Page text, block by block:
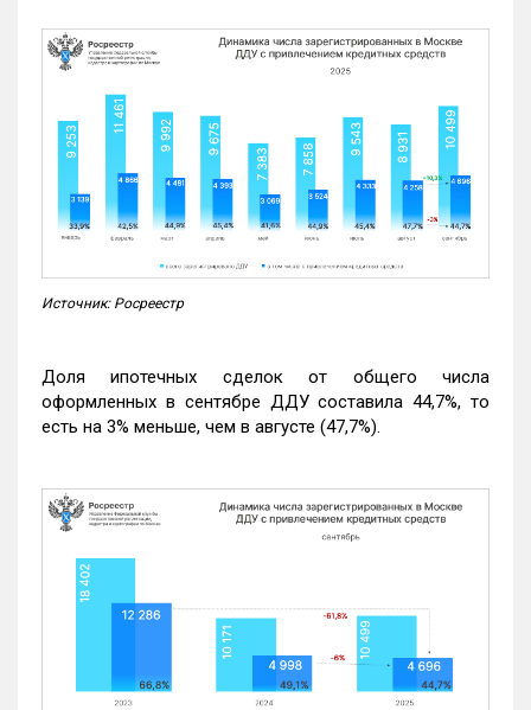
Источник: Росреестр
Доля ипотечных сделок от общего числа
оформленных в сентябре ДДУ составила 44,7%, то
есть на 3% меньше, чем в августе (47,7%).